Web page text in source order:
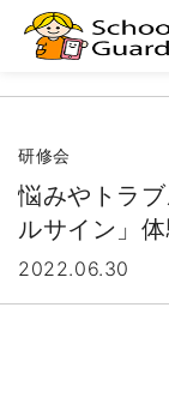
シ
を
キ
研修会
悩みやトラ
ルサイン」
2022.06.30